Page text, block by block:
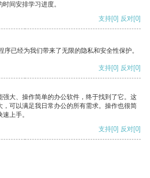
间安排学习进度。
支持[0] 反对[0]
序已经为我们带来了无限的隐私和安全性保护。
支持[0] 反对[0]
强大、操作简单的办公软件，终于找到了它。这
，可以满足我日常办公的所有需求。操作也很简
上手。
支持[0] 反对[0]